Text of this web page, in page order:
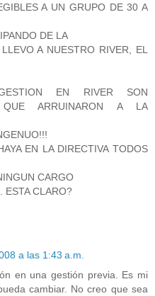
A UN GRUPO DE 30 A
DE LA
A NUESTRO RIVER, EL
EN RIVER SON
QUE ARRUINARON A LA
EN LA DIRECTIVA TODOS
CARGO
ESTA CLARO?
a las 1:43 a.m.
en una gestión previa. Es mi
cambiar. No creo que sea